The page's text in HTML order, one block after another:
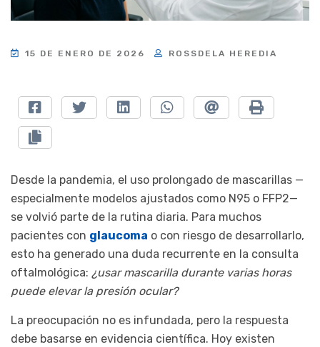
15 DE ENERO DE 2026 ROSSDELA HEREDIA
Desde la pandemia, el uso prolongado de mascarillas —
especialmente modelos ajustados como N95 o FFP2—
se volvió parte de la rutina diaria. Para muchos
pacientes con glaucoma o con riesgo de desarrollarlo,
esto ha generado una duda recurrente en la consulta
oftalmológica: ¿usar mascarilla durante varias horas
puede elevar la presión ocular?
La preocupación no es infundada, pero la respuesta
debe basarse en evidencia científica. Hoy existen